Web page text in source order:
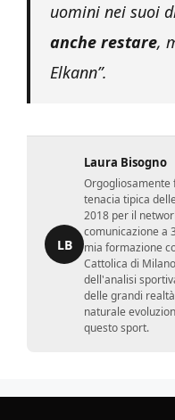
uomini nei suoi
anche restare,
Elkann”.
LB
Laura Bisogno
Orgogliosamente
tenacia tipica
2018 per il
comunicazione a
mia formazione
Cattolica di
dell'analisi
delle grandi
naturale
questo sport.